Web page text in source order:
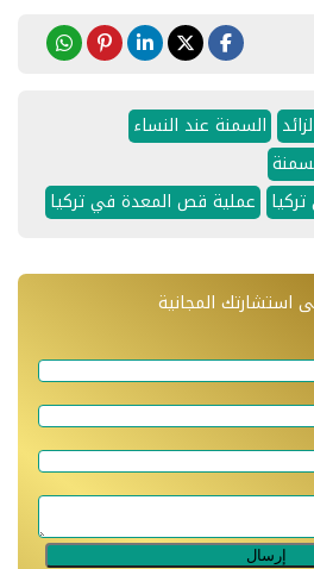
السمنة عند النساء
عملية قص المعدة في تركيا
استشارتك المجانية